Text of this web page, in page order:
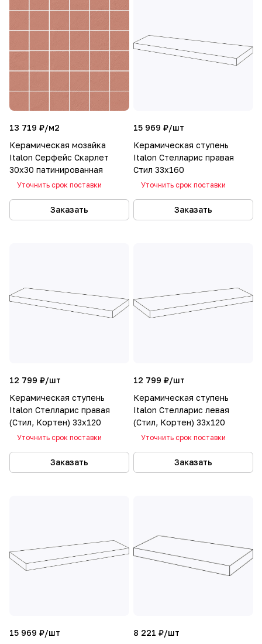
13 719 ₽/м2
Керамическая мозайка
Italon Серфейс Скарлет
30х30 патинированная
Уточнить срок поставки
Заказать
15 969 ₽/шт
Керамическая ступень
Italon Стелларис правая
Стил 33х160
Уточнить срок поставки
Заказать
12 799 ₽/шт
Керамическая ступень
Italon Стелларис правая
(Стил, Кортен) 33х120
Уточнить срок поставки
Заказать
12 799 ₽/шт
Керамическая ступень
Italon Стелларис левая
(Стил, Кортен) 33х120
Уточнить срок поставки
Заказать
15 969 ₽/шт
8 221 ₽/шт